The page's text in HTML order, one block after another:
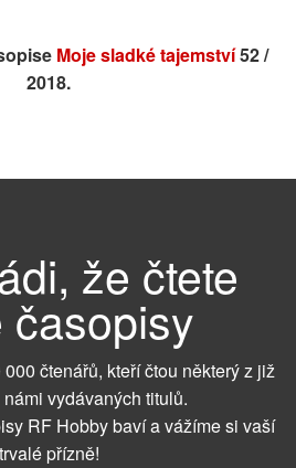
Moje sladké tajemství52 /
2018.
že čtete
časopisy
čtenářů, kteří čtou některý z již
vydávaných titulů.
RF Hobby baví a vážíme si vaší
trvalé přízně!